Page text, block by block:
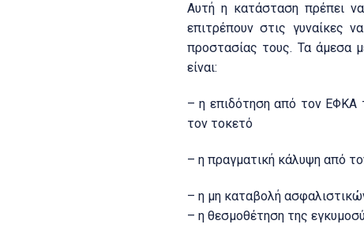
Αυτή η κατάσταση πρέπει
επιτρέπουν στις γυναίκες
προστασίας τους. Τα άμεσα
είναι:
– η επιδότηση από τον ΕΦΚΑ
τον τοκετό
– η πραγματική κάλυψη από
– η μη καταβολή
– η θεσμοθέτηση της